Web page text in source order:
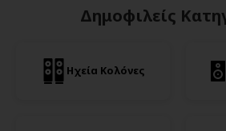
Δημοφιλείς
Ηχεία Κολόνες